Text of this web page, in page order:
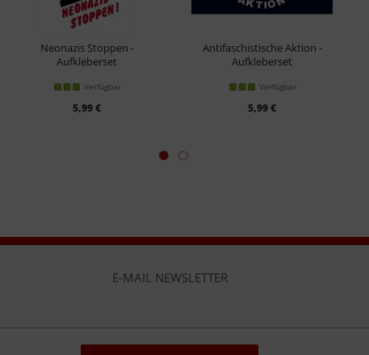
Neonazis Stoppen -
Aufkleberset
Verfügbar
5,99 €
Antifaschistische Aktion -
Aufkleberset
Verfügbar
5,99 €
E-MAIL NEWSLETTER